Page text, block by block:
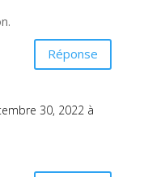
Réponse
30, 2022 à